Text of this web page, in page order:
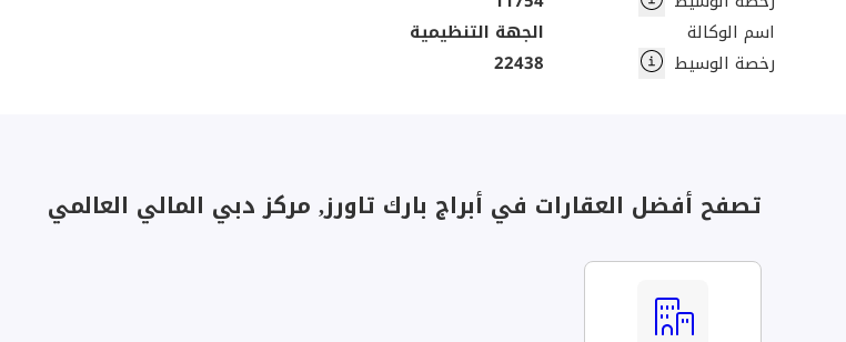
اسم الوكالة
الجهة التنظيمية
رخصة الوسيط
22438
تصفح أفضل العقارات في أبراج بارك تاورز, مركز دبي المالي العالمي